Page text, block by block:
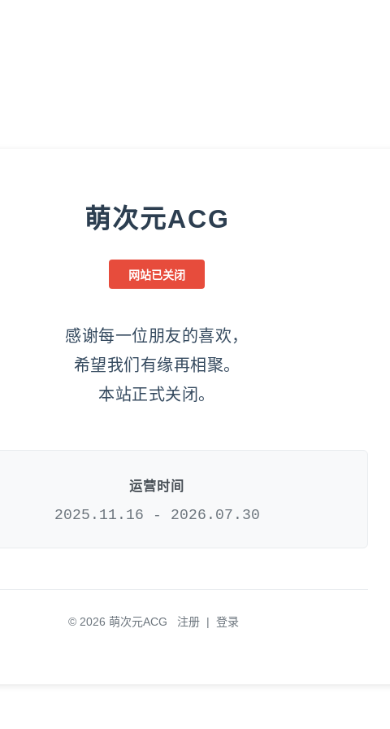
萌次元ACG
网站已关闭
感谢每一位朋友的喜欢，
希望我们有缘再相聚。
本站正式关闭。
运营时间
2025.11.16 - 2026.07.30
© 2026 萌次元ACG 注册 | 登录